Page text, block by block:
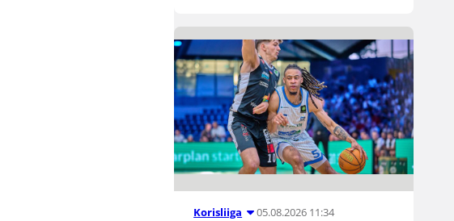
Korisliiga 05.08.2026 11:34